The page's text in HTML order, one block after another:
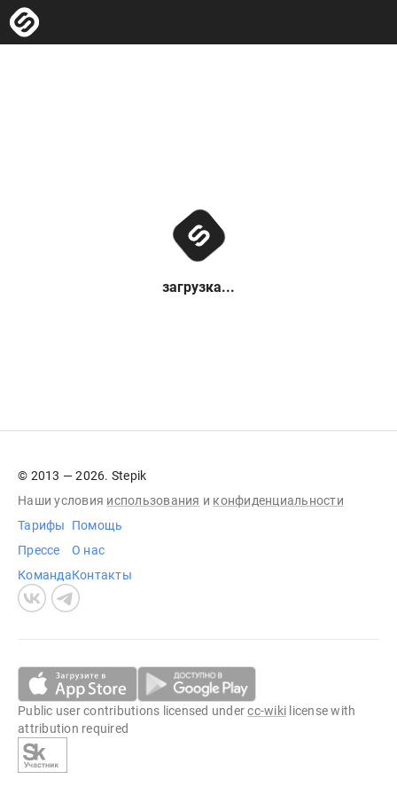
загрузка...
© 2013 — 2026. Stepik
Наши условия использования и конфиденциальности
Тарифы
Прессе
Команда
Помощь
О нас
Контакты
Public user contributions licensed undercc-wiki license with
attribution required